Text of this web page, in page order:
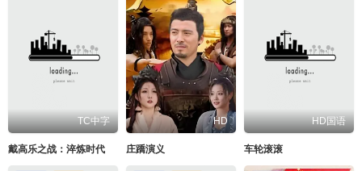
TC中字
戴高乐之战：淬炼时代
HD
庄蹻演义
HD国语
车轮滚滚